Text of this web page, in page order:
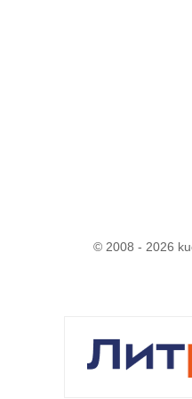
© 2008 - 2026